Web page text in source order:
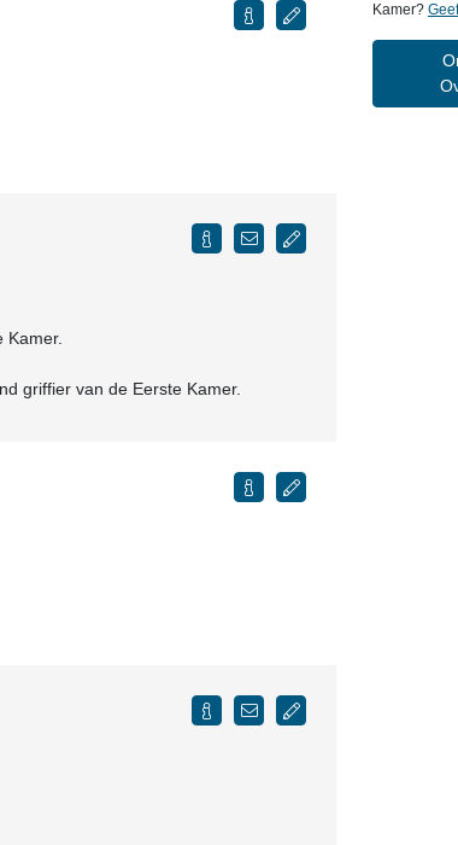
Kamer.
griffier van de Eerste Kamer.
Kamer?